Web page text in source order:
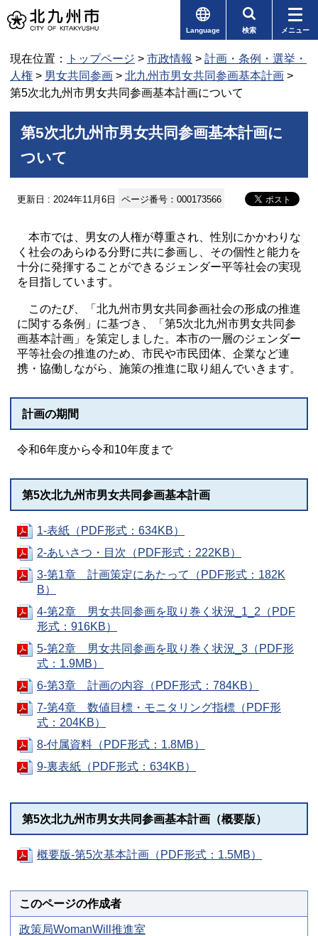
Language 検索 メニュー
現在位置： トップページ > 市政情報 > 計画・条例・選挙・
人権 > 男女共同参画 > 北九州市男女共同参画基本計画 >
第5次北九州市男女共同参画基本計画について
第5次北九州市男女共同参画基本計画に
ついて
更新日 : 2024年11月6日 ページ番号：000173566
本市では、男女の人権が尊重され、性別にかかわりな
く社会のあらゆる分野に共に参画し、その個性と能力を
十分に発揮することができるジェンダー平等社会の実現
を目指しています。
このたび、「北九州市男女共同参画社会の形成の推進
に関する条例」に基づき、「第5次北九州市男女共同参
画基本計画」を策定しました。本市の一層のジェンダー
平等社会の推進のため、市民や市民団体、企業など連
携・協働しながら、施策の推進に取り組んでいきます。
計画の期間
令和6年度から令和10年度まで
第5次北九州市男女共同参画基本計画
1-表紙（PDF形式：634KB）
2-あいさつ・目次（PDF形式：222KB）
3-第1章 計画策定にあたって（PDF形式：182K
B）
4-第2章 男女共同参画を取り巻く状況_1_2（PDF
形式：916KB）
5-第2章 男女共同参画を取り巻く状況_3（PDF形
式：1.9MB）
6-第3章 計画の内容（PDF形式：784KB）
7-第4章 数値目標・モニタリング指標（PDF形
式：204KB）
8-付属資料（PDF形式：1.8MB）
9-裏表紙（PDF形式：634KB）
第5次北九州市男女共同参画基本計画（概要版）
概要版-第5次基本計画（PDF形式：1.5MB）
このページの作成者
政策局WomanWill推進室